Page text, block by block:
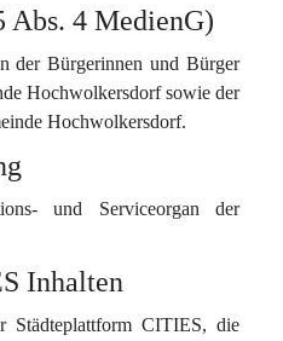
4 MedienG)
der Bürgerinnen und Bürger
Hochwolkersdorf sowie der
Hochwolkersdorf.
und Serviceorgan der
Inhalten
Städteplattform CITIES, die